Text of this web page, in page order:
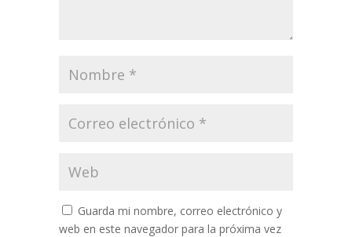
Guarda mi nombre, correo electrónico y
web en este navegador para la próxima vez